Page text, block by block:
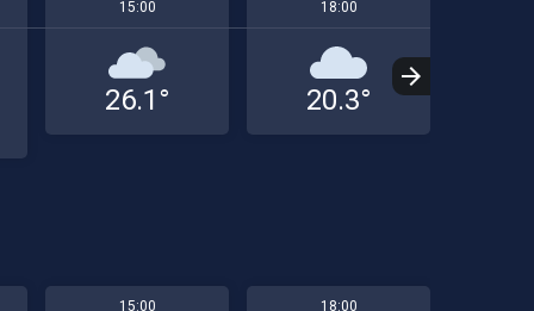
15:00
26.1°
18:00
20.3°
15:00 18:00